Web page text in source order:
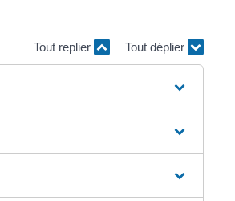
Tout replier Tout déplier